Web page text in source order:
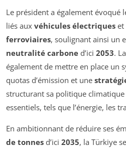
Le président a également évoqué
liés aux véhicules électriques et
ferroviaires, soulignant ainsi un
neutralité carbone d’ici 2053.
également de mettre en place un
quotas d’émission et une
structurant sa politique
essentiels, tels que l’énergie, les
En ambitionnant de réduire ses
de tonnes d’ici 2035, la Türkiye